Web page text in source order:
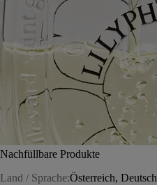
Nachfüllbare Produkte
Land / Sprache:Österreich, Deutsch